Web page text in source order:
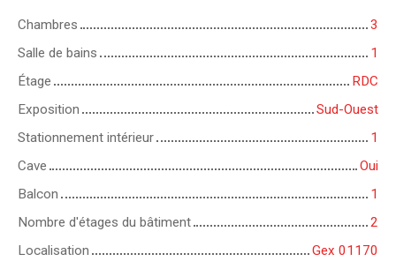
Chambres
3
Salle de bains
1
Étage
RDC
Exposition
Sud-Ouest
Stationnement intérieur
1
Cave
Oui
Balcon
1
Nombre d'étages du bâtiment
2
Localisation
Gex 01170